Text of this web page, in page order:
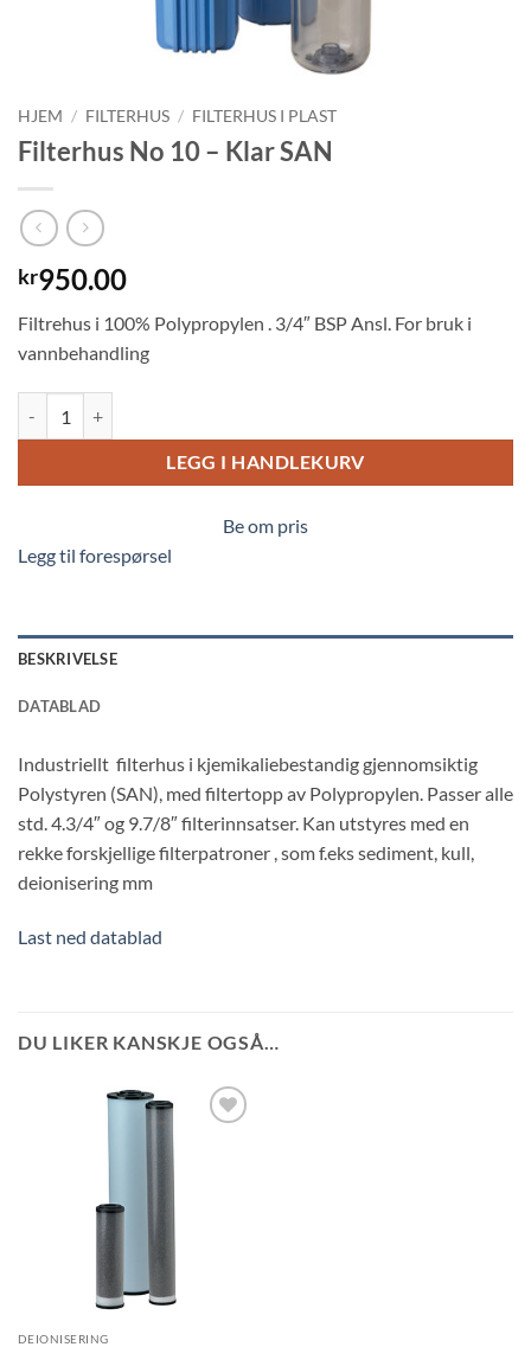
HJEM / FILTERHUS / FILTERHUS I PLAST
Filterhus No 10 – Klar SAN
kr950.00
Filtrehus i 100% Polypropylen . 3/4″ BSP Ansl. For bruk i
vannbehandling
LEGG I HANDLEKURV
Be om pris
Legg til forespørsel
BESKRIVELSE
DATABLAD
Industriellt filterhus i kjemikaliebestandig gjennomsiktig
Polystyren (SAN), med filtertopp av Polypropylen. Passer alle
std. 4.3/4″ og 9.7/8″ filterinnsatser. Kan utstyres med en
rekke forskjellige filterpatroner , som f.eks sediment, kull,
deionisering mm
Last ned datablad
DU LIKER KANSKJE OGSÅ…
DEIONISERING